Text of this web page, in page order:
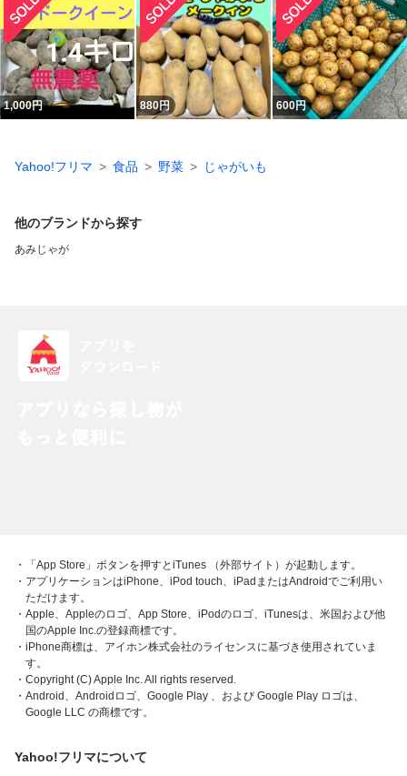
1,000円 880円 600円
Yahoo!フリマ 食品 野菜 じゃがいも
他のブランドから探す
あみじゃが
・「App Store」ボタンを押すとiTunes （外部サイト）が起動します。
・アプリケーションはiPhone、iPod touch、iPadまたはAndroidでご利用い
ただけます。
・Apple、Appleのロゴ、App Store、iPodのロゴ、iTunesは、米国および他
国のApple Inc.の登録商標です。
・iPhone商標は、アイホン株式会社のライセンスに基づき使用されていま
す。
・Copyright (C) Apple Inc. All rights reserved.
・Android、Androidロゴ、Google Play 、および Google Play ロゴは、
Google LLC の商標です。
Yahoo!フリマについて